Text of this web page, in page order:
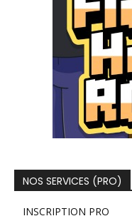
NOS SERVICES (PRO)
INSCRIPTION PRO